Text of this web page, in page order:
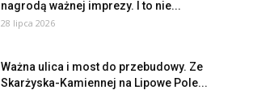
nagrodą ważnej imprezy. I to nie...
28 lipca 2026
Ważna ulica i most do przebudowy. Ze
Skarżyska-Kamiennej na Lipowe Pole...